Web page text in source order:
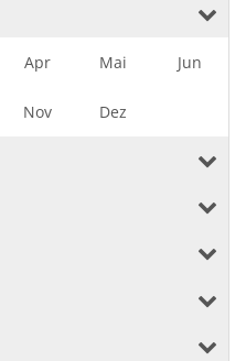
Apr Mai Jun
Nov Dez